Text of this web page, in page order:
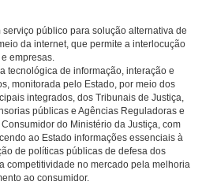
serviço público para solução alternativa de
da internet, que permite a interlocução
empresas.
tecnológica de informação, interação e
monitorada pelo Estado, por meio dos
integrados, dos Tribunais de Justiça,
públicas e Agências Reguladoras e
do Ministério da Justiça, com
ao Estado informações essenciais à
de políticas públicas de defesa dos
competitividade no mercado pela melhoria
ao consumidor.